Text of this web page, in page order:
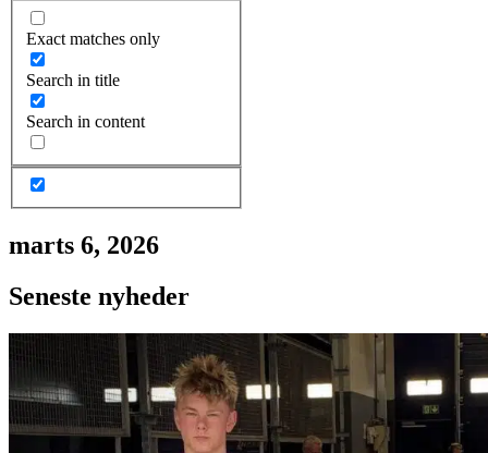
Exact matches only
Search in title
Search in content
marts 6, 2026
Seneste nyheder